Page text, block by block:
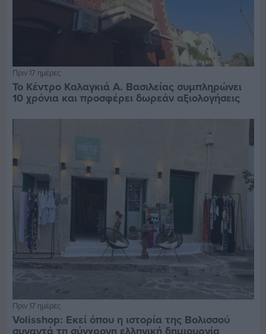
Πριν 17 ημέρες
Το Κέντρο Καλαγκιά Α. Βασιλείας συμπληρώνει
10 χρόνια και προσφέρει δωρεάν αξιολογήσεις
Πριν 17 ημέρες
Volisshop: Εκεί όπου η ιστορία της Βολισσού